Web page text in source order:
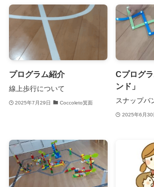
プログラム紹介
線上歩行について
2025年7月29日 Coccoleto箕面
Cプログ
ンド」
スナップバ
2025年6月30